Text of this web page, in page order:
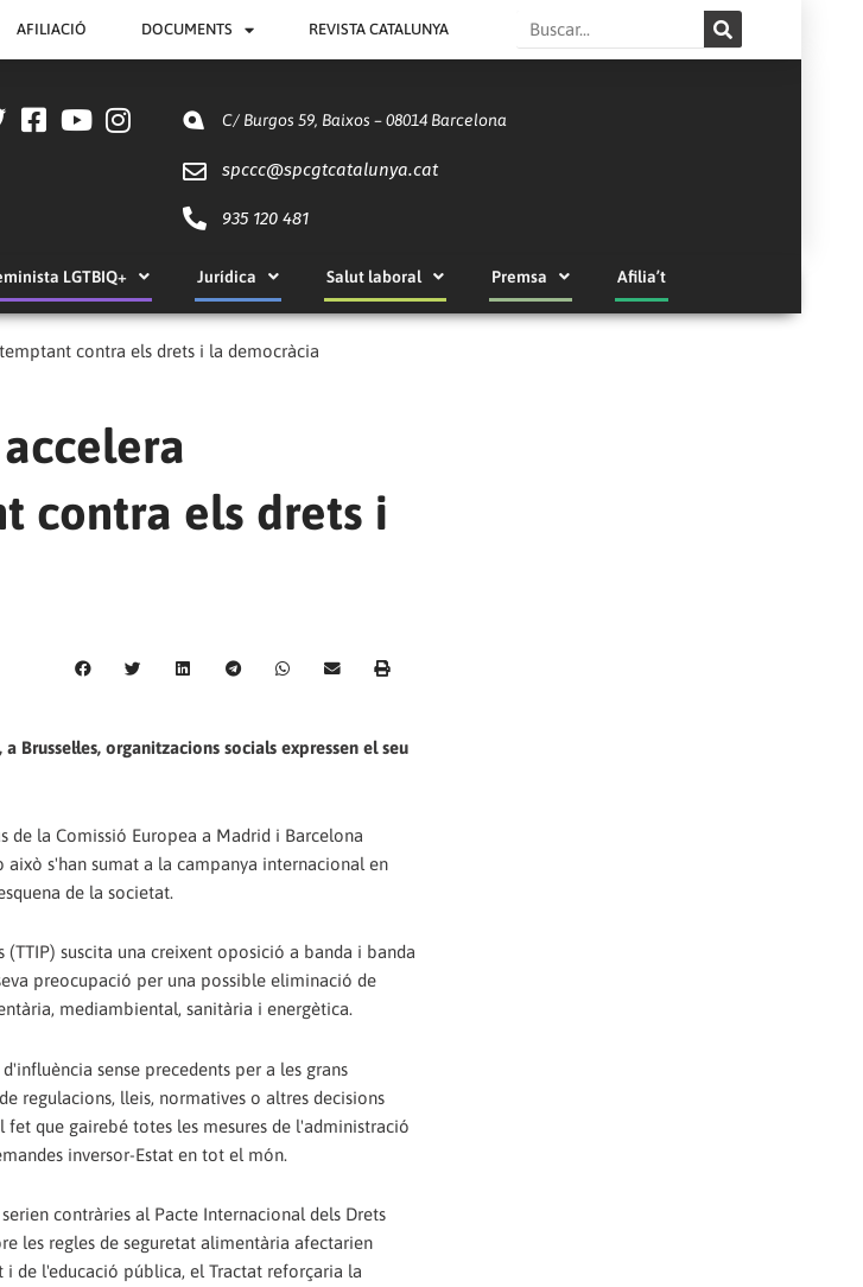
AFILIACIÓ DOCUMENTS REVISTA CATALUNYA Search
C/ Burgos 59, Baixos – 08014 Barcelona
spccc@spcgtcatalunya.cat
935 120 481
LGTBIQ+ Jurídica Salut laboral Premsa Afilia’t
contra els drets i la democràcia
accelera
contra els drets i
organitzacions socials expressen el seu
de la Comissió Europea a Madrid i Barcelona
s'han sumat a la campanya internacional en
de la societat.
suscita una creixent oposició a banda i banda
preocupació per una possible eliminació de
mediambiental, sanitària i energètica.
sense precedents per a les grans
regulacions, lleis, normatives o altres decisions
que gairebé totes les mesures de l'administració
inversor-Estat en tot el món.
contràries al Pacte Internacional dels Drets
les regles de seguretat alimentària afectarien
de l'educació pública, el Tractat reforçaria la